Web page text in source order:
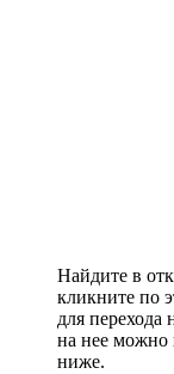
Найдите в
кликните по
для
на нее можно
ниже.